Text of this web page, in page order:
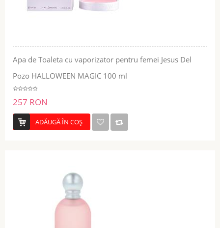
Apa de Toaleta cu vaporizator pentru femei Jesus Del
Pozo HALLOWEEN MAGIC 100 ml
257 RON
ADĂUGĂ ÎN COŞ